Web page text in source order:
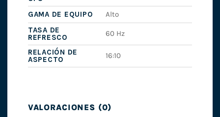
GAMA DE EQUIPO
Alto
TASA DE
REFRESCO
60 Hz
RELACIÓN DE
ASPECTO
16:10
VALORACIONES (0)